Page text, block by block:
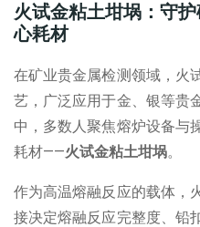
火试金粘土坩埚：守
心耗材
在矿业贵金属检测领域，火
艺，广泛应用于金、银等贵
中，多数人聚焦熔炉设备与
耗材——火试金粘土坩埚。
作为高温熔融反应的载体，
接决定熔融反应完整度、铅